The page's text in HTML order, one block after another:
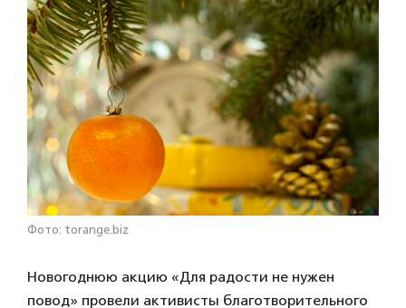
Фото: torange.biz
Новогоднюю акцию «Для радости не нужен
повод» провели активисты благотворительного